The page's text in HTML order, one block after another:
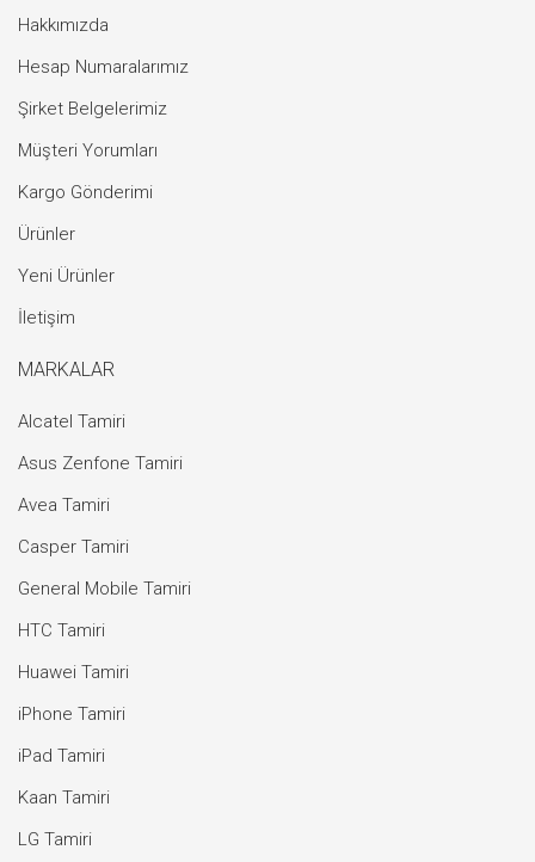
Hakkımızda
Hesap Numaralarımız
Şirket Belgelerimiz
Müşteri Yorumları
Kargo Gönderimi
Ürünler
Yeni Ürünler
İletişim
MARKALAR
Alcatel Tamiri
Asus Zenfone Tamiri
Avea Tamiri
Casper Tamiri
General Mobile Tamiri
HTC Tamiri
Huawei Tamiri
iPhone Tamiri
iPad Tamiri
Kaan Tamiri
LG Tamiri